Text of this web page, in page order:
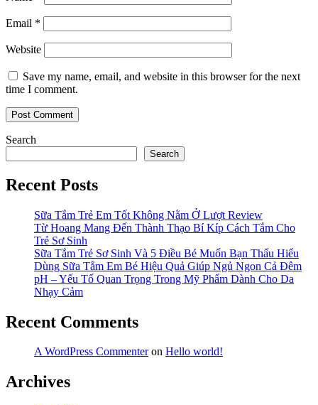
Email *
Website
Save my name, email, and website in this browser for the next
time I comment.
Search
Search
Recent Posts
Sữa Tắm Trẻ Em Tốt Không Nằm Ở Lượt Review
Từ Hoang Mang Đến Thành Thạo Bí Kíp Cách Tắm Cho
Trẻ Sơ Sinh
Sữa Tắm Trẻ Sơ Sinh Và 5 Điều Bé Muốn Bạn Thấu Hiểu
Dùng Sữa Tắm Em Bé Hiệu Quả Giúp Ngủ Ngon Cả Đêm
pH – Yếu Tố Quan Trọng Trong Mỹ Phẩm Dành Cho Da
Nhạy Cảm
Recent Comments
A WordPress Commenteron Hello world!
Archives